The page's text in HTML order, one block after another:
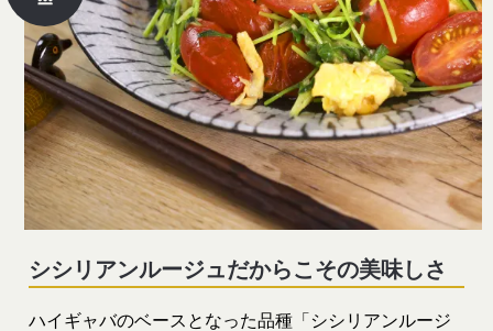
シシリアンルージュだからこその美味しさ
ハイギャバのベースとなった品種「シシリアンルージ